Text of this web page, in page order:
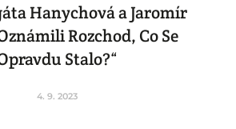
Hanychová a Jaromír
Rozchod, Co Se
Stalo?“
4. 9. 2023